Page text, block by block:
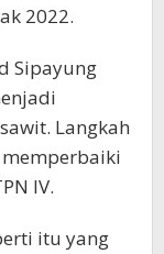
2022.
Sipayung
Langkah
IV.
itu yang